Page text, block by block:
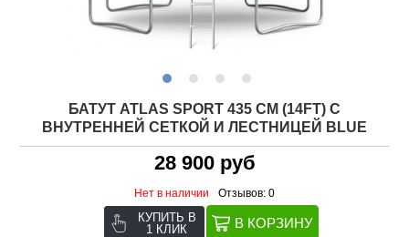
БАТУТ ATLAS SPORT 435 СМ (14FT) С
ВНУТРЕННЕЙ СЕТКОЙ И ЛЕСТНИЦЕЙ BLUE
28 900 руб
Нет в наличии Отзывов: 0
КУПИТЬ В
1 КЛИК